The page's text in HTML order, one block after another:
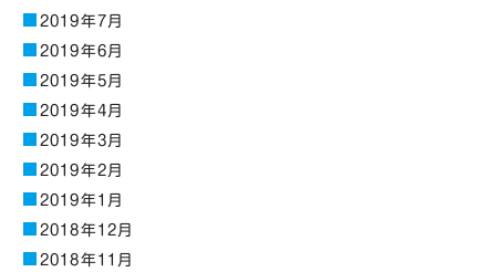
2019年7月
2019年6月
2019年5月
2019年4月
2019年3月
2019年2月
2019年1月
2018年12月
2018年11月